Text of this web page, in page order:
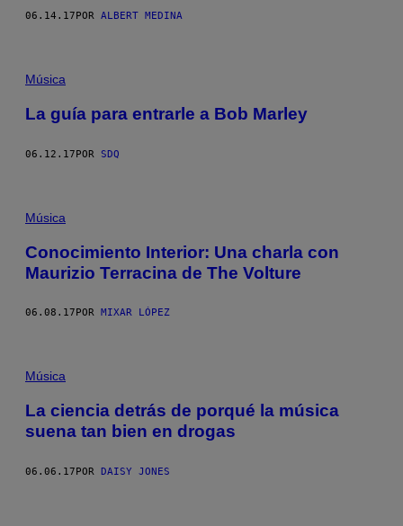
06.14.17 POR ALBERT MEDINA
Música
La guía para entrarle a Bob Marley
06.12.17POR SDQ
Música
Conocimiento Interior: Una charla con
Maurizio Terracina de The Volture
06.08.17 POR MIXAR LÓPEZ
Música
La ciencia detrás de porqué la música
suena tan bien en drogas
06.06.17POR DAISY JONES